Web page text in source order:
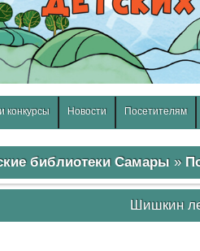
конкурсы Новости Посетителям
библиотеки Самары»
Шишкин